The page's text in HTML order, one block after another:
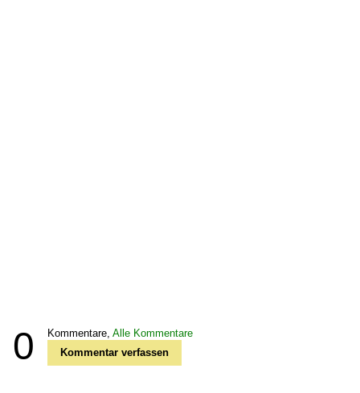
0 Kommentare, Alle Kommentare
Kommentar verfassen